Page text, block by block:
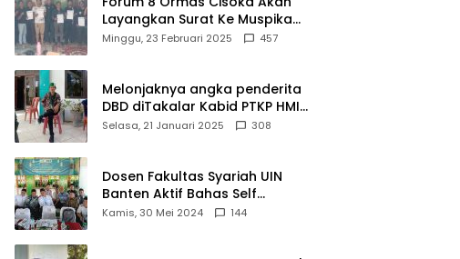
Layangkan Surat Ke Muspika
Atas Adanya Kantor Matel di
Minggu, 23 Februari 2025 457
Melonjaknya angka penderita
DBD diTakalar Kabid PTKP HMI
Cab.Takalar angkat bicara
Selasa, 21 Januari 2025 308
Dosen Fakultas Syariah UIN
Banten Aktif Bahas Self
Declare Halal dalam Forum
Kamis, 30 Mei 2024 144